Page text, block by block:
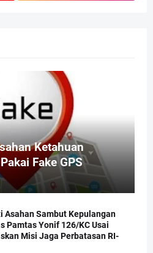
Ketahuan
Fake GPS
Asahan Sambut Kepulangan
Pamtas Yonif 126/KC Usai
Misi Jaga Perbatasan RI-